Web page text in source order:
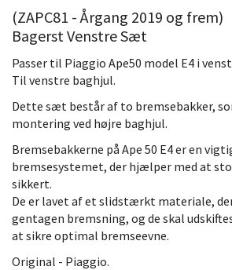
(ZAPC81 - Årgang 2019 og frem)
Bagerst Venstre Sæt
Passer til Piaggio Ape50 model E4 i
Til venstre baghjul.
Dette sæt består af to bremsebakker,
montering ved højre baghjul.
Bremsebakkerne på Ape 50 E4 er en
bremsesystemet, der hjælper med at
sikkert.
De er lavet af et slidstærkt materiale,
gentagen bremsning, og de skal
at sikre optimal bremseevne.
Original - Piaggio.